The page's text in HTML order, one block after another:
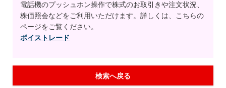
電話機のプッシュホン操作で株式のお取引きや注文状況、
株価照会などをご利用いただけます。詳しくは、こちらの
ページをご覧ください。
ボイストレード
検索へ戻る